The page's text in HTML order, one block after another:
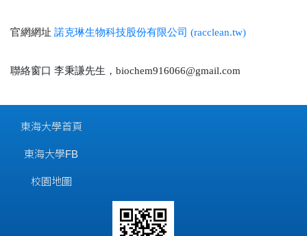
官網網址 諾克琳生物科技股份有限公司 (racclean.tw)
聯絡窗口 李秉謙先生，biochem916066@gmail.com
東海大學首頁
東海大學FB
校園地圖